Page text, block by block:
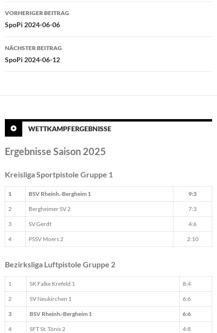
Beitragsnavigation
VORHERIGER BEITRAG
SpoPi 2024-06-06
NÄCHSTER BEITRAG
SpoPi 2024-06-12
WETTKAMPFERGEBNISSE
Ergebnisse Saison 2025
Kreisliga Sportpistole Gruppe 1
1 BSV Rheinh.-Bergheim 1 9:3
2 Bergheimer SV 2 7:3
3 SV Gerdt 4:6
4 PSSV Moers 2 2:10
Bezirksliga Luftpistole Gruppe 2
1 SK Falke Krefeld 1 8:4
2 SV Neukirchen 1 6:6
3 BSV Rheinh.-Bergheim 1 6:6
4 SFT St. Tönis 2 4:8